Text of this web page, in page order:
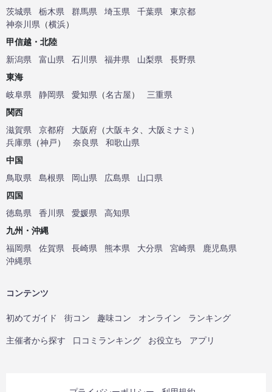
茨城県
栃木県 群馬県 埼玉県 千葉県
東京都
神奈川県 （横浜）
甲信越・北陸
新潟県
富山県 石川県 福井県 山梨県
長野県
東海
岐阜県
静岡県 愛知県 （名古屋）
三重県
関西
滋賀県
京都府 大阪府 （大阪キタ 大阪ミナミ ）
兵庫県 （神戸） 奈良県
和歌山県
中国
鳥取県
島根県 岡山県 広島県
山口県
四国
徳島県
香川県 愛媛県
高知県
九州・沖縄
福岡県
佐賀県 長崎県 熊本県 大分県 宮崎県
鹿児島県
沖縄県
コンテンツ
初めてガイド 街コン 趣味コン オンライン ランキング
主催者から探す 口コミランキング お役立ち アプリ